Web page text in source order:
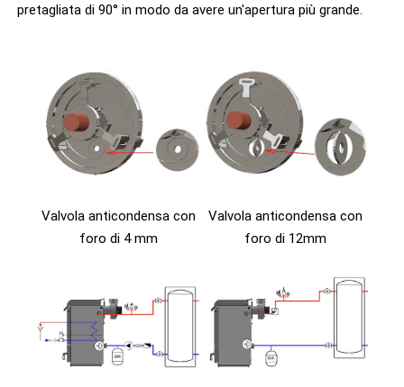
pretagliata di 90° in modo da avere un'apertura più grande.
Valvola anticondensa con
foro di 4 mm
Valvola anticondensa con
foro di 12mm